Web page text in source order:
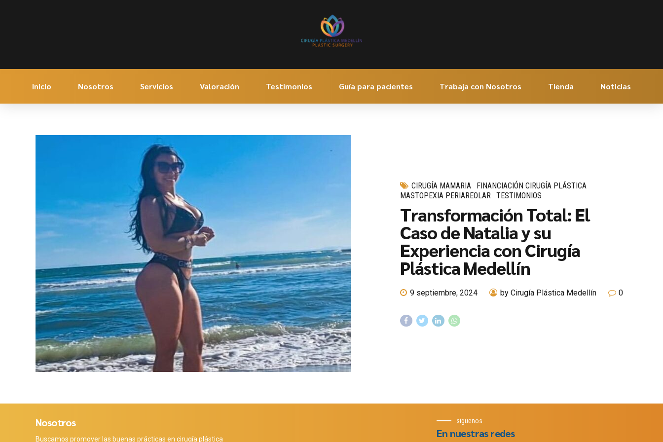
Inicio Nosotros Servicios Valoración Testimonios Guía para pacientes Trabaja con Nosotros Tienda Noticias
CIRUGÍA MAMARIA
FINANCIACIÓN CIRUGÍA PLÁSTICA
MASTOPEXIA PERIAREOLAR
TESTIMONIOS
Transformación Total: El
Caso de Natalia y su
Experiencia con Cirugía
Plástica Medellín
9 septiembre, 2024 by Cirugía Plástica Medellín 0
Nosotros
Buscamos promover las buenas prácticas en cirugía plástica
siguenos
En nuestras redes